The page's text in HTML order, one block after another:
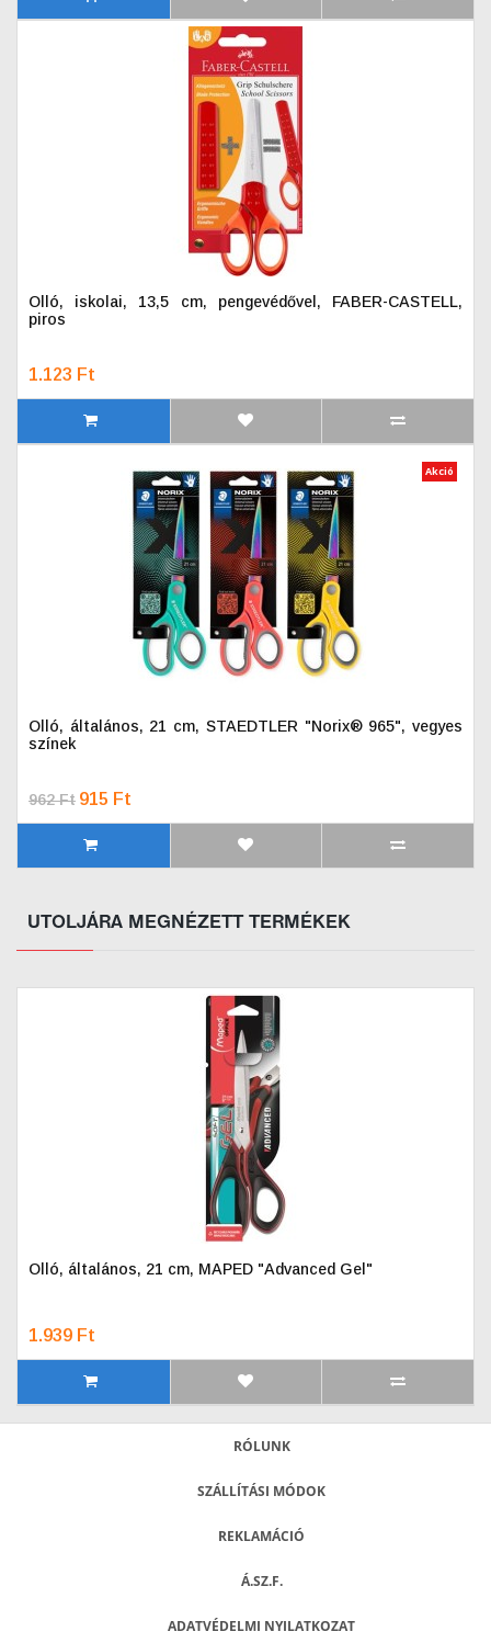
Olló, iskolai, 13,5 cm, pengevédővel, FABER-CASTELL,
piros
1.123 Ft
Akció
Olló, általános, 21 cm, STAEDTLER "Norix® 965", vegyes
színek
962 Ft 915 Ft
UTOLJÁRA MEGNÉZETT TERMÉKEK
Olló, általános, 21 cm, MAPED "Advanced Gel"
1.939 Ft
RÓLUNK
SZÁLLÍTÁSI MÓDOK
REKLAMÁCIÓ
Á.SZ.F.
ADATVÉDELMI NYILATKOZAT